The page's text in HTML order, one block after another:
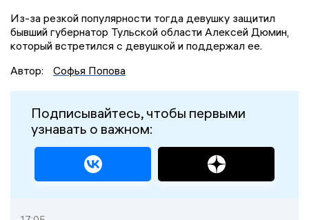
Из-за резкой популярности тогда девушку защитил
бывший губернатор Тульской области Алексей Дюмин,
который встретился с девушкой и поддержал ее.
Автор:
Софья Попова
Подписывайтесь, чтобы первыми
узнавать о важном: